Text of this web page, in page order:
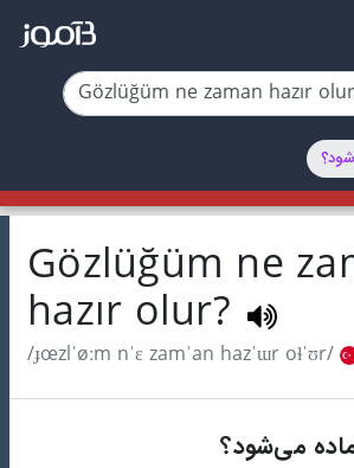
Gözlüğüm ne
hazır olur?
/ɟœzlˈøːm nˈɛ zamˈan hazˈɯr oɫˈʊr/
می‌شود؟